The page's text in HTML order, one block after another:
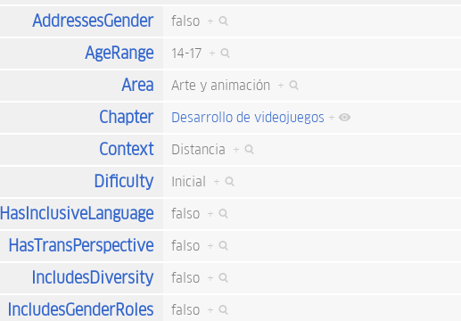
AddressesGender falso +
AgeRange 14-17 +
Area Arte y animación +
Chapter Desarrollo de videojuegos +
Context Distancia +
Dificulty Inicial +
HasInclusiveLanguage falso +
HasTransPerspective falso +
IncludesDiversity falso +
IncludesGenderRoles falso +